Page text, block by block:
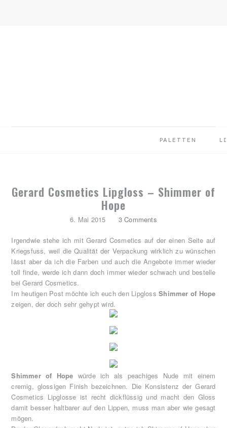
PALETTEN
Gerard Cosmetics Lipgloss – Shimmer of
Hope
6. Mai 2015 3 Comments
Irgendwie stehe ich mit Gerard Cosmetics auf der einen Seite auf
Kriegsfuss, weil die Qualität der Verpackung wirklich zu wünschen
lässt aber da ich die Farben und auch die Angebote immer wieder
toll finde, werde ich dann doch immer wieder schwach und bestelle
bei Gerard Cosmetics.
Im heutigen Post möchte ich euch den LipglossShimmer of Hope
zeigen, der doch sehr gehypt wird.
Shimmer of Hope würde ich als peachiges Nude mit einem
cremig, glossigen Finish bezeichnen. Die Konsistenz der Gerard
Cosmetics Lipglosse ist recht dickflüssig und macht den Gloss
damit besser haltbarer auf den Lippen, muss man aber wie gesagt
mögen.